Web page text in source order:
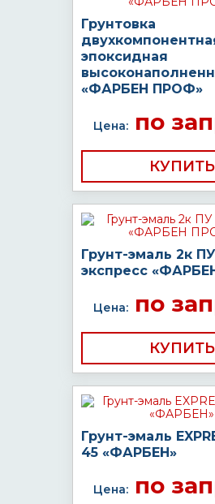
Грунтовка
эпоксидная
«ФАРБЕН ПРОФ»
Цена:по
КУПИТЬ
Грунт-эмаль 2к ПУ
экспресс
Цена:по
КУПИТЬ
Грунт-эмаль
45 «ФАРБЕН»
Цена:по